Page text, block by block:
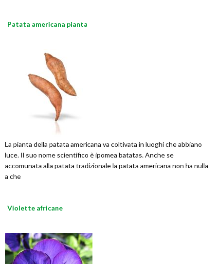
Patata americana pianta
La pianta della patata americana va coltivata in luoghi che abbiano
luce. Il suo nome scientifico è ipomea batatas. Anche se
accomunata alla patata tradizionale la patata americana non ha nulla
a che
Violette africane